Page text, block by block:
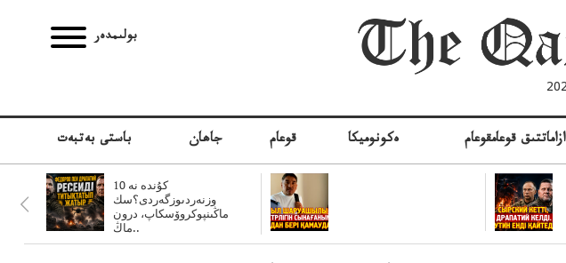
بولىمدەر
باستى بەتبەت جاھان قوعام ەكونوميكا ازاماتتىق قوعامقوعام
10 كۇندە نە
وزنەردىوزگەردى؟سك
ماڭىنپوكروۆسكاپ، درون
ماڭ..